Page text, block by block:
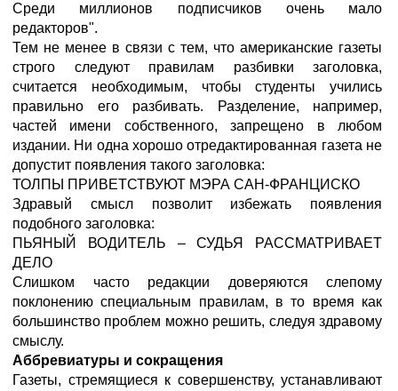
Среди миллионов подписчиков очень мало
редакторов".
Тем не менее в связи с тем, что американские газеты
строго следуют правилам разбивки заголовка,
считается необходимым, чтобы студенты учились
правильно его разбивать. Разделение, например,
частей имени собственного, запрещено в любом
издании. Ни одна хорошо отредактированная газета не
допустит появления такого заголовка:
ТОЛПЫ ПРИВЕТСТВУЮТ МЭРА САН-ФРАНЦИСКО
Здравый смысл позволит избежать появления
подобного заголовка:
ПЬЯНЫЙ ВОДИТЕЛЬ – СУДЬЯ РАССМАТРИВАЕТ
ДЕЛО
Слишком часто редакции доверяются слепому
поклонению специальным правилам, в то время как
большинство проблем можно решить, следуя здравому
смыслу.
Аббревиатуры и сокращения
Газеты, стремящиеся к совершенству, устанавливают